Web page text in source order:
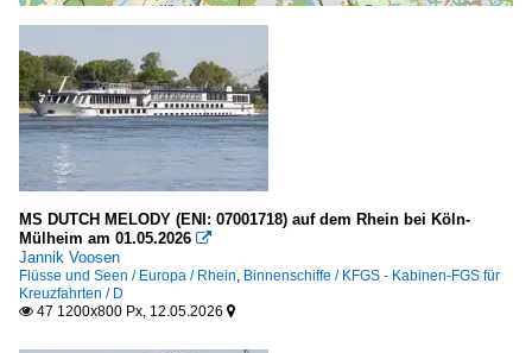
MS DUTCH MELODY (ENI: 07001718) auf dem Rhein bei Köln-
Mülheim am 01.05.2026 
Jannik Voosen
Flüsse und Seen / Europa / Rhein, Binnenschiffe / KFGS - Kabinen-FGS für
Kreuzfahrten / D
 47 1200x800 Px, 12.05.2026 